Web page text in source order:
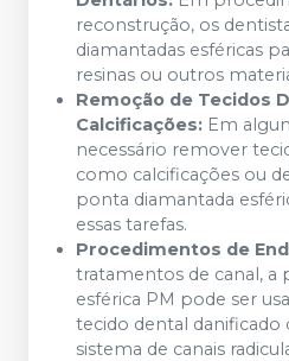
reconstrução, os
diamantadas esféricas
resinas ou outros
Remoção de Tecidos
Calcificações: Em
necessário remover
como calcificações ou
ponta diamantada
essas tarefas.
Procedimentos de
tratamentos de canal, a
esférica PM pode ser
tecido dental danificado
sistema de canais